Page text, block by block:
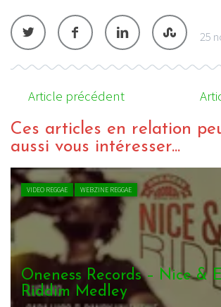
25
Article précédent
Ces articles en relation
aussi vous intéresser...
VIDEO REGGAE WEBZINE REGGAE
Oneness Records – Nice &
Riddim Medley